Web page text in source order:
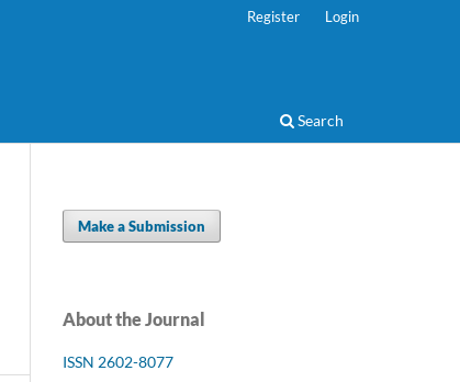
Search
Register Login
Make a Submission
About the Journal
ISSN 2602-8077